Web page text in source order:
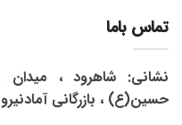
تماس باما
حسین(ع) ، بازرگانی آمادنیرو